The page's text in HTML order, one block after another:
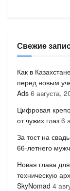
Свежие
Как в
перед новым
Ads 6 августа,
Цифровая
от чужих глаз 6
За тост на
66-летнего
Новая глава
техническую
SkyNomad 4